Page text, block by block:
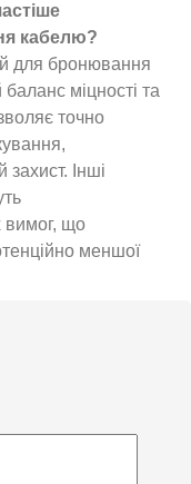
кабелю?
для бронювання
міцності та
точно
Інші
вимог, що
меншої